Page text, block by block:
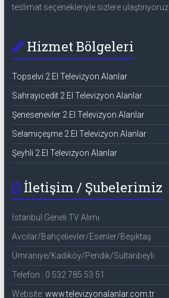
teslimat seçenekleriyle sizlere ulaştırıyoruz.
Hizmet Bölgeleri
Topselvi 2.El Televizyon Alanlar
Sahrayıcedit 2.El Televizyon Alanlar
Şenesenevler 2.El Televizyon Alanlar
Selamiçeşme 2.El Televizyon Alanlar
Şeyhli 2.El Televizyon Alanlar
İletişim / Şubelerimiz
İstanbul Geneli TV Alımı
Avcılar/Bahçelievler/Esenler/Beşiktaş
Ümraniye/Kadıköy/Pendik/Sultanbeyli
Telefon : 0 532 785 53 51
Website: www.televizyonalanlar.com.tr